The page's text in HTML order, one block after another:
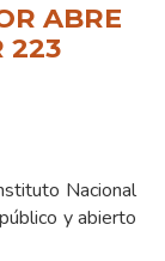
ABRE
223
Nacional
y abierto